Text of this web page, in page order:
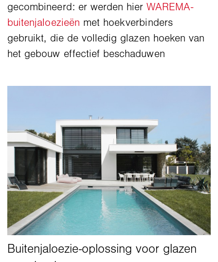
gecombineerd: er werden hierWAREMA-
buitenjaloezieën met hoekverbinders
gebruikt, die de volledig glazen hoeken van
het gebouw effectief beschaduwen